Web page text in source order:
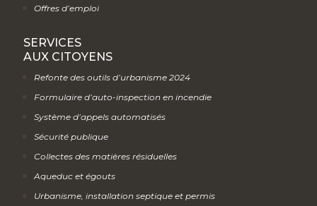
Offres d’emploi
SERVICES
AUX CITOYENS
Refonte des outils d’urbanisme 2024
Formulaire d’auto-inspection en incendie
Système d’appels automatisés
Sécurité publique
Collectes des matières résiduelles
Aqueduc et égouts
Urbanisme, installation septique et permis